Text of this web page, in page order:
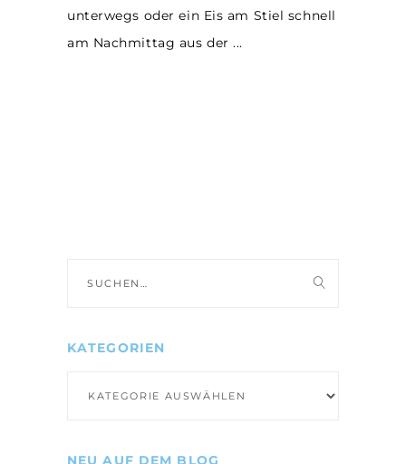
unterwegs oder ein Eis am Stiel schnell
am Nachmittag aus der
nach:
KATEGORIEN
NEU AUF DEM BLOG